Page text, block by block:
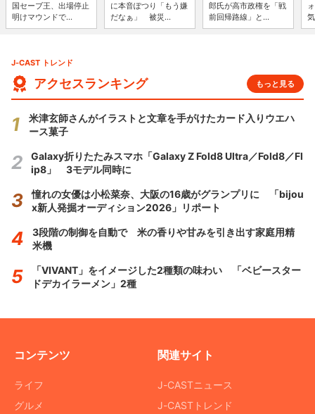
国セーブ王、出場停止
明けマウンドで...
に本音ぽつり「もう嫌
だなぁ」 被災...
郎氏が高市政権を「戦
前回帰路線」と...
J-CAST トレンド
アクセスランキング もっと見る
米津玄師さんがイラストと文章を手がけたカード入りウエハ
ース菓子
Galaxy折りたたみスマホ「Galaxy Z Fold8 Ultra／Fold8／Fl
ip8」 3モデル同時に
憧れの女優は小松菜奈、大阪の16歳がグランプリに 「bijou
x新人発掘オーディション2026」リポート
3段階の制御を自動で 米の香りや甘みを引き出す家庭用精
米機
「VIVANT」をイメージした2種類の味わい 「ベビースター
ドデカイラーメン」2種
コンテンツ
ライフ
グルメ
関連サイト
J-CASTニュース
J-CASTトレンド